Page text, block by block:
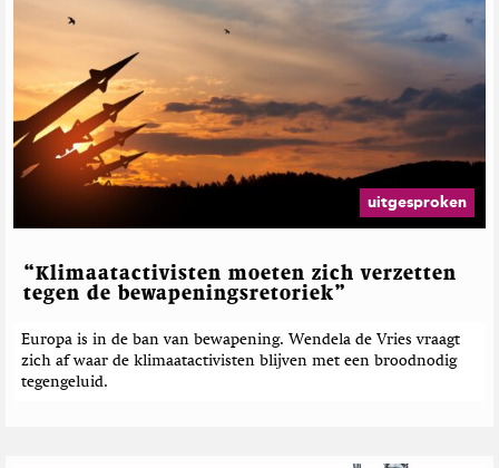
uitgesproken
“Klimaatactivisten moeten zich verzetten
tegen de bewapeningsretoriek”
Europa is in de ban van bewapening. Wendela de Vries vraagt
zich af waar de klimaatactivisten blijven met een broodnodig
tegengeluid.